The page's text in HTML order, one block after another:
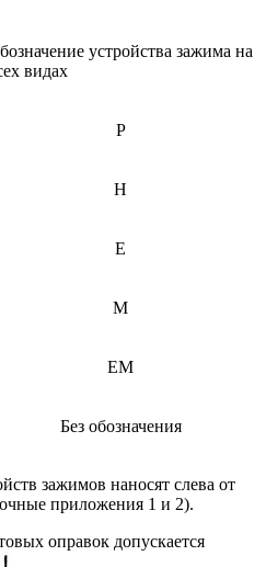
устройства зажима на
видах
Р
Н
Е
М
ЕМ
Без обозначения
зажимов наносят слева от
приложения 1 и 2).
оправок допускается